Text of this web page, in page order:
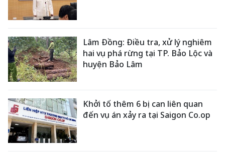
Lâm Đồng: Điều tra, xử lý nghiêm
hai vụ phá rừng tại TP. Bảo Lộc và
huyện Bảo Lâm
Khởi tố thêm 6 bị can liên quan
đến vụ án xảy ra tại Saigon Co.op